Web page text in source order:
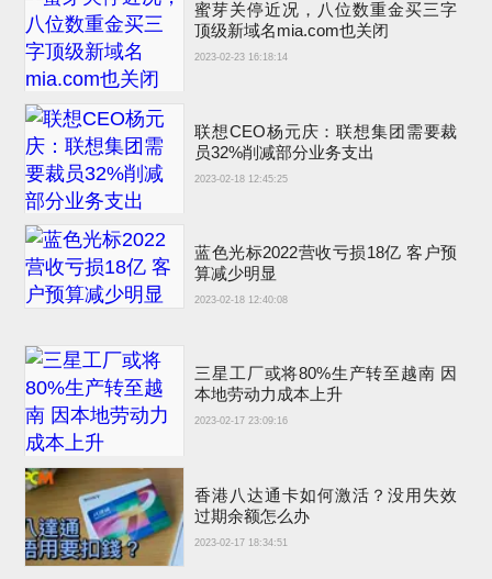
蜜芽关停近况，八位数重金买三字
顶级新域名mia.com也关闭
2023-02-23 16:18:14
联想CEO杨元庆：联想集团需要裁
员32%削减部分业务支出
2023-02-18 12:45:25
蓝色光标2022营收亏损18亿 客户预
算减少明显
2023-02-18 12:40:08
三星工厂或将80%生产转至越南 因
本地劳动力成本上升
2023-02-17 23:09:16
香港八达通卡如何激活？没用失效
过期余额怎么办
2023-02-17 18:34:51